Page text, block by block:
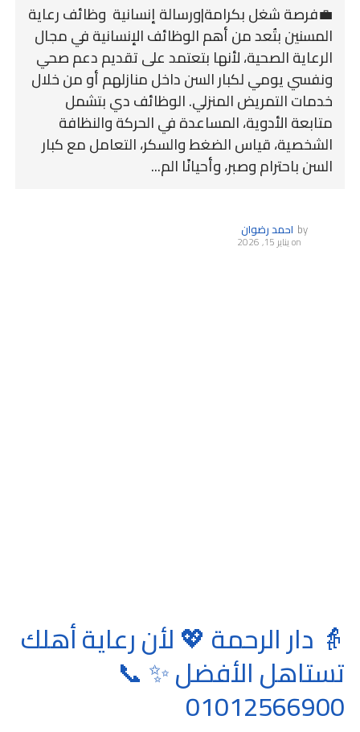
💼فرصة شغل بكرامة|ورسالة إنسانية وظائف رعاية
المسنين بتُعد من أهم الوظائف الإنسانية في مجال
الرعاية الصحية، لأنها بتعتمد على تقديم دعم صحي
ونفسي يومي لكبار السن داخل منازلهم أو من خلال
خدمات التمريض المنزلي. الوظائف دي بتشمل
متابعة الأدوية، المساعدة في الحركة والنظافة
الشخصية، قياس الضغط والسكر، التعامل مع كبار
السن باحترام وصبر، وأحيانًا الم...
by احمد رضوان
onيناير 15, 2026
👵 دار الرحمة 💖 لأن رعاية أهلك
تستاهل الأفضل ✨ 📞
01012566900